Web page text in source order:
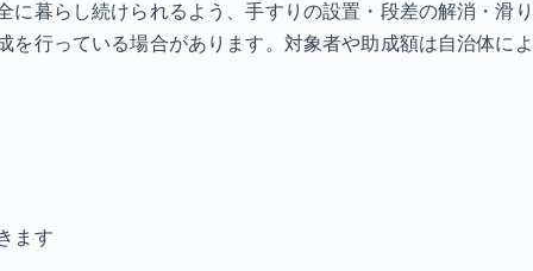
暮らし続けられるよう、手すりの設置・段差の解消・滑
を行っている場合があります。対象者や助成額は自治体
ます